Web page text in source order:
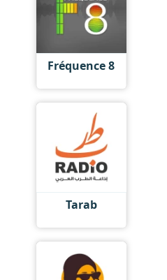
Fréquence 8
Tarab